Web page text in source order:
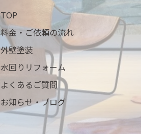
TOP
料金・ご依頼の流れ
外壁塗装
水回りリフォーム
よくあるご質問
お知らせ・ブログ